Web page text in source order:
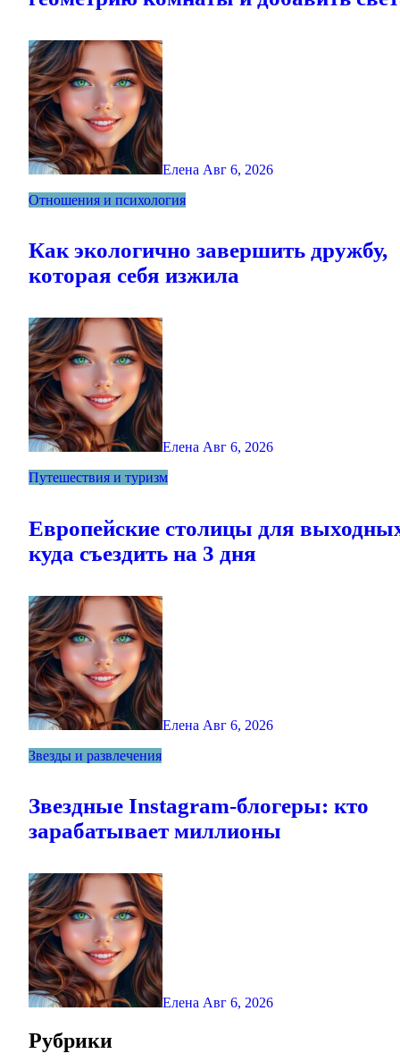
Елена Авг 6, 2026
Отношения и психология
Как экологично завершить дружбу,
которая себя изжила
Елена Авг 6, 2026
Путешествия и туризм
Европейские столицы для
куда съездить на 3 дня
Елена Авг 6, 2026
Звезды и развлечения
Звездные Instagram-блогеры: кто
зарабатывает миллионы
Елена Авг 6, 2026
Рубрики